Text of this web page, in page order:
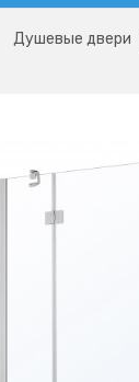
Душевые двери